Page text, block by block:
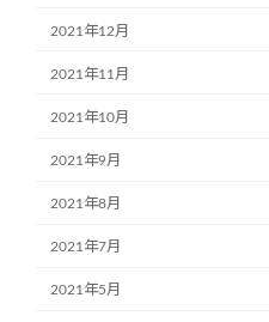
2021年12月
2021年11月
2021年10月
2021年9月
2021年8月
2021年7月
2021年5月